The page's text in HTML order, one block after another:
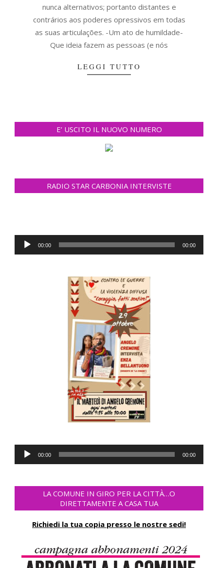
nunca alternativos; portanto distantes e
contrários aos poderes opressivos em todas
as suas articulações. -Um ato de humildade-
Que ideia fazem as pessoas (e nós
LEGGI TUTTO
E’ USCITO IL NUOVO NUMERO
RADIO STAR CARBONIA INTERVISTE
Reprodutor
de
00:00 00:00
Reprodutor
de
00:00 00:00
LA COMUNE IN GIRO PER LA CITTÀ…O
DIRETTAMENTE A CASA TUA
Richiedi la tua copia presso le nostre sedi!